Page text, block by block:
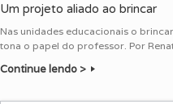
Um projeto aliado ao brincar
Nas unidades educacionais o
tona o papel do professor. Por
Continue lendo >